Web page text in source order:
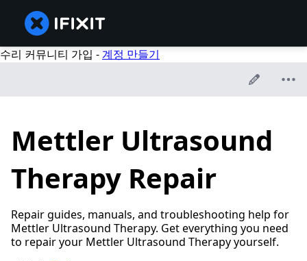
수리 커뮤니티 가입 -계정 만들기
Mettler Ultrasound
Therapy Repair
Repair guides, manuals, and troubleshooting help for
Mettler Ultrasound Therapy. Get everything you need
to repair your Mettler Ultrasound Therapy yourself.